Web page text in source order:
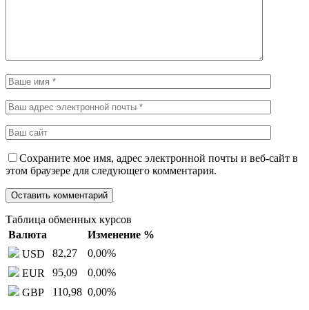
Сохраните мое имя, адрес электронной почты и веб-сайт в
этом браузере для следующего комментария.
Таблица обменных курсов
Валюта
Изменение %
USD
82,27 0,00%
EUR
95,09 0,00%
GBP
110,98 0,00%